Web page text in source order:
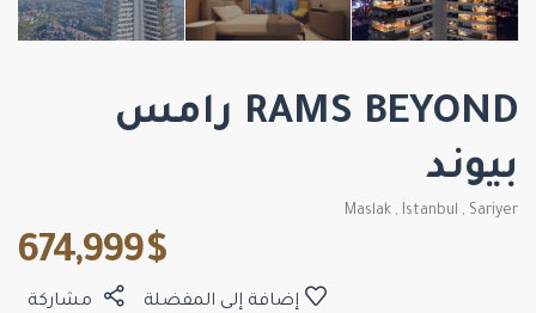
RAMS BEYOND رامس
بيوند
Maslak , Istanbul , Sariyer
$ 674,999
مشاركة إضافة إلى المفضلة